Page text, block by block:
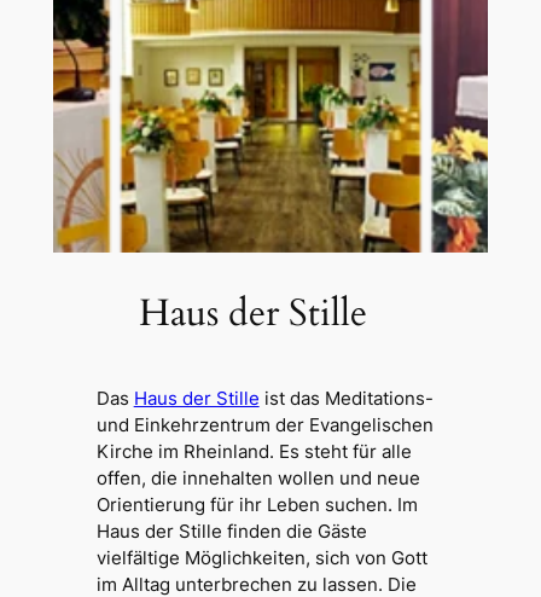
Haus der Stille
Das Haus der Stille ist das Meditations-
und Einkehrzentrum der Evangelischen
Kirche im Rheinland. Es steht für alle
offen, die innehalten wollen und neue
Orientierung für ihr Leben suchen. Im
Haus der Stille finden die Gäste
vielfältige Möglichkeiten, sich von Gott
im Alltag unterbrechen zu lassen. Die